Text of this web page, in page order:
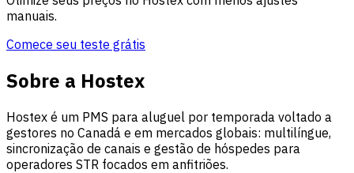
manuais.
Comece seu teste grátis
Sobre a Hostex
Hostex é um PMS para aluguel por temporada voltado a
gestores no Canadá e em mercados globais: multilíngue,
sincronização de canais e gestão de hóspedes para
operadores STR focados em anfitriões.